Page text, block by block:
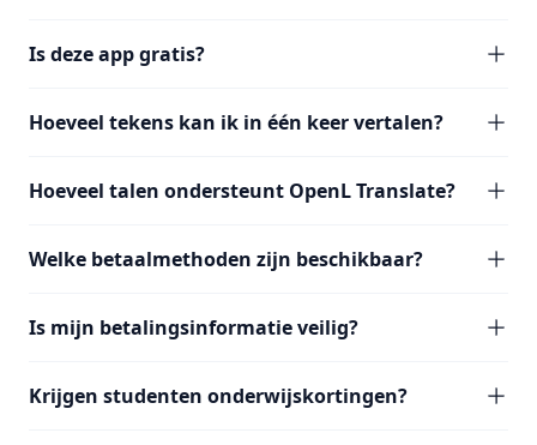
Is deze app gratis?
Hoeveel tekens kan ik in één keer vertalen?
Hoeveel talen ondersteunt OpenL Translate?
Welke betaalmethoden zijn beschikbaar?
Is mijn betalingsinformatie veilig?
Krijgen studenten onderwijskortingen?